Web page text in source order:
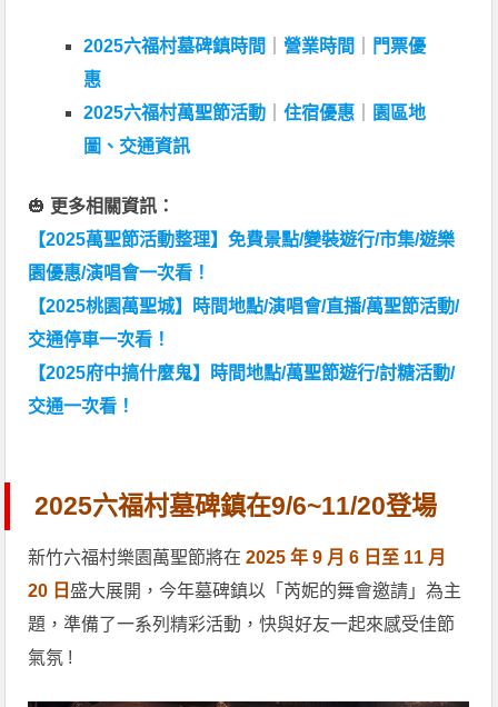
2025六福村墓碑鎮時間 ｜營業時間
門票優
惠
2025六福村萬聖節活動 ｜住宿優惠
園區地
圖、交通資訊
🎃 更多相關資訊：
【2025萬聖節活動整理】免費景點/變裝遊行/市集/遊樂
園優惠/演唱會一次看！
【2025桃園萬聖城】時間地點/演唱會/直播/萬聖節活動/
交通停車一次看！
【2025府中搞什麼鬼】時間地點/萬聖節遊行/討糖活動/
交通一次看！
2025六福村墓碑鎮在9/6~11/20登場
新竹六福村樂園萬聖節將在2025 年 9 月 6 日至 11 月
20 日 盛大展開，今年墓碑鎮以「芮妮的舞會邀請」為主
題，準備了一系列精彩活動，快與好友一起來感受佳節
氣氛 !